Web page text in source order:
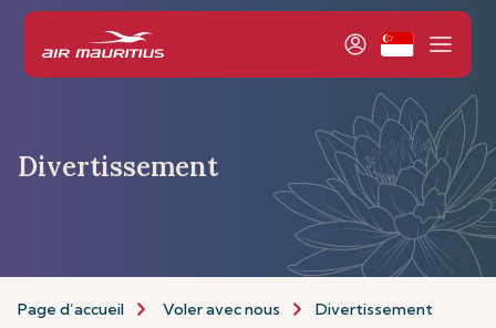
Divertissement
Page d’accueil Voler avec nous Divertissement